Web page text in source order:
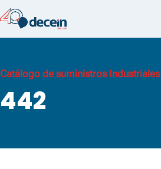
Catálogo de suministros Industriales
442